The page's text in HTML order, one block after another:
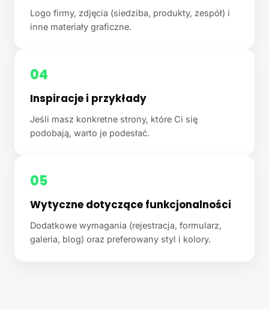
Logo firmy, zdjęcia (siedziba, produkty, zespół) i
inne materiały graficzne.
04
Inspiracje i przykłady
Jeśli masz konkretne strony, które Ci się
podobają, warto je podesłać.
05
Wytyczne dotyczące funkcjonalności
Dodatkowe wymagania (rejestracja, formularz,
galeria, blog) oraz preferowany styl i kolory.